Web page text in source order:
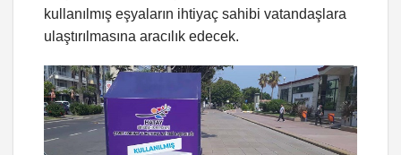
kullanılmış eşyaların ihtiyaç sahibi vatandaşlara
ulaştırılmasına aracılık edecek.